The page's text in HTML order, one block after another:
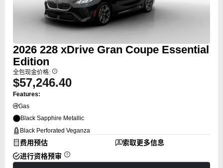
2026 228 xDrive Gran Coupe Essential
Edition
全包现金价格:
$57,246.40
Features:
Gas
Black Sapphire Metallic
Black Perforated Veganza
费用预估
索取更多信息
进行资格预审